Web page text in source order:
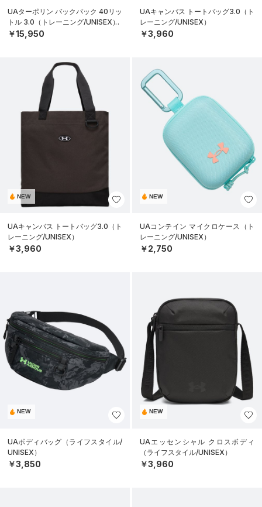
UAターポリン バックパック 40リッ
トル 3.0（トレーニング/UNISEX）
￥15,950
UAキャンバス トートバッグ3.0（ト
レーニング/UNISEX）
￥3,960
NEW
UAキャンバス トートバッグ3.0（ト
レーニング/UNISEX）
￥3,960
NEW
UAコンテイン マイクロケース（ト
レーニング/UNISEX）
￥2,750
NEW
UAボディバッグ（ライフスタイル/
UNISEX）
￥3,850
NEW
UAエッセンシャル クロスボディ
（ライフスタイル/UNISEX）
￥3,960